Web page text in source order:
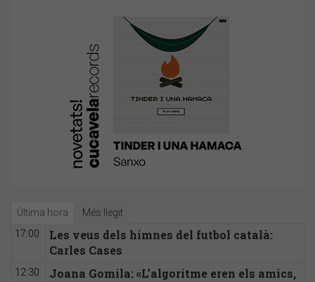
Última hora Més llegit
17:00
Les veus dels himnes del futbol català:
Carles Cases
12:30
Joana Gomila: «L’algoritme eren els amics,